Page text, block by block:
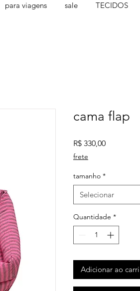
para viagens sale TECIDOS
cama flap
R$ 330,00Preço
frete
tamanho *
Selecionar
Quantidade *
Adicionar ao